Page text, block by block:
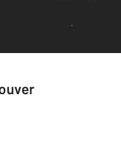
Voir tous les avis clients